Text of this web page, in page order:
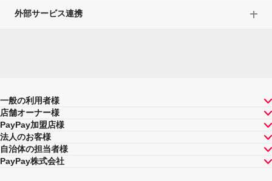
外部サービス連携
一般の利用者様
店舗オーナー様
PayPay加盟店様
法人のお客様
自治体の担当者様
PayPay株式会社